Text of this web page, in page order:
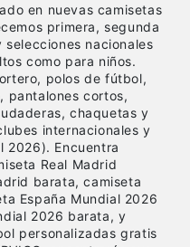
en nuevas camisetas
primera, segunda
nacionales
como para niños.
polos de fútbol,
pantalones cortos,
chaquetas y
internacionales y
2026). Encuentra
Real Madrid
barata, camiseta
España Mundial 2026
2026 barata, y
personalizadas gratis